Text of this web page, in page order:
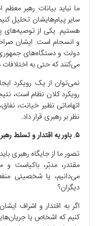
ما نباید بیانات رهبر
سایر پیام‌هایشان تحلیل
هستیم. یکی از توصیه‌های
و انسجام است. ایشان
دولت و دستگاه‌های
می‌کنند که حتی به
نمی‌توان از یک رویکرد
رویکرد کلان نظام است،
اتهاماتی نظیر خیانت،
نظر بر رهبری قرار داد.
۵. باور به اقتدار و تسلط رهبری نظام
تصور ما از جایگاه رهبری
مقتدر، مدبّر، باکیاست
می‌دانیم، یا شخصیتی
دیگران؟
اگر به اقتدار و اشراف
کنیم که اشخاص یا